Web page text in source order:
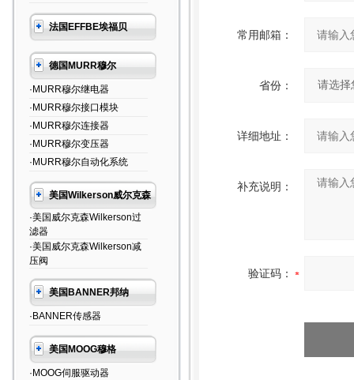
法国EFFBE埃福贝
德国MURR穆尔
·MURR穆尔继电器
·MURR穆尔接口模块
·MURR穆尔连接器
·MURR穆尔变压器
·MURR穆尔自动化系统
美国Wilkerson威尔克森
·美国威尔克森Wilkerson过
滤器
·美国威尔克森Wilkerson减
压阀
美国BANNER邦纳
·BANNER传感器
美国MOOG穆格
·MOOG伺服驱动器
常用邮箱：
省份：
详细地址：
补充说明：
验证码：